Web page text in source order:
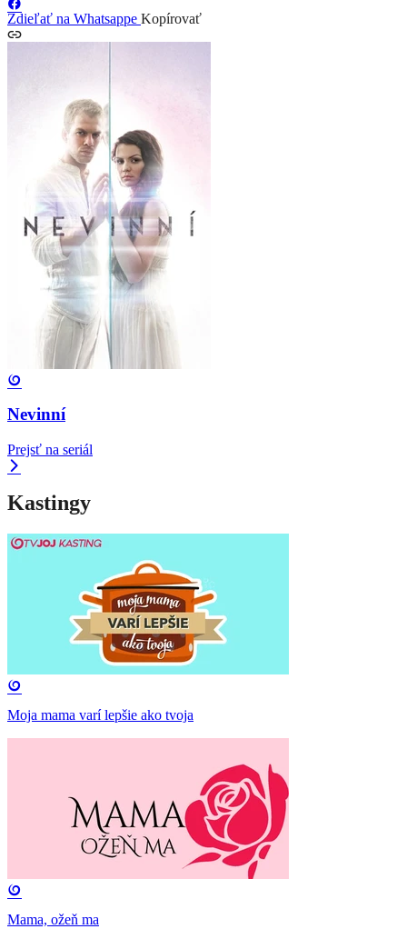
Zdieľať na Whatsappe Kopírovať
Nevinní
Prejsť na seriál
Kastingy
Moja mama varí lepšie ako tvoja
Mama, ožeň ma